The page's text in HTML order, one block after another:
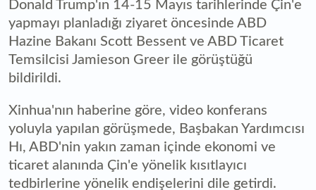
Donald Trump'ın 14-15 Mayıs tarihlerinde Çin'e
yapmayı planladığı ziyaret öncesinde ABD
Hazine Bakanı Scott Bessent ve ABD Ticaret
Temsilcisi Jamieson Greer ile görüştüğü
bildirildi.
Xinhua'nın haberine göre, video konferans
yoluyla yapılan görüşmede, Başbakan Yardımcısı
Hı, ABD'nin yakın zaman içinde ekonomi ve
ticaret alanında Çin'e yönelik kısıtlayıcı
tedbirlerine yönelik endişelerini dile getirdi.